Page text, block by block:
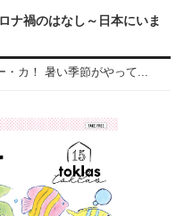
ナ禍のはなし～日本にいま
・カ！ 暑い季節がやって...